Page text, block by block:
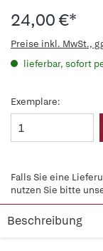
24,00 €*
Preise inkl. MwSt.,
lieferbar, sofort
Exemplare:
Falls Sie eine
nutzen Sie bitte
Beschreibung